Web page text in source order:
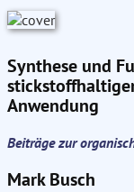
Synthese und
Anwendung
Beiträge zur
Mark Busch